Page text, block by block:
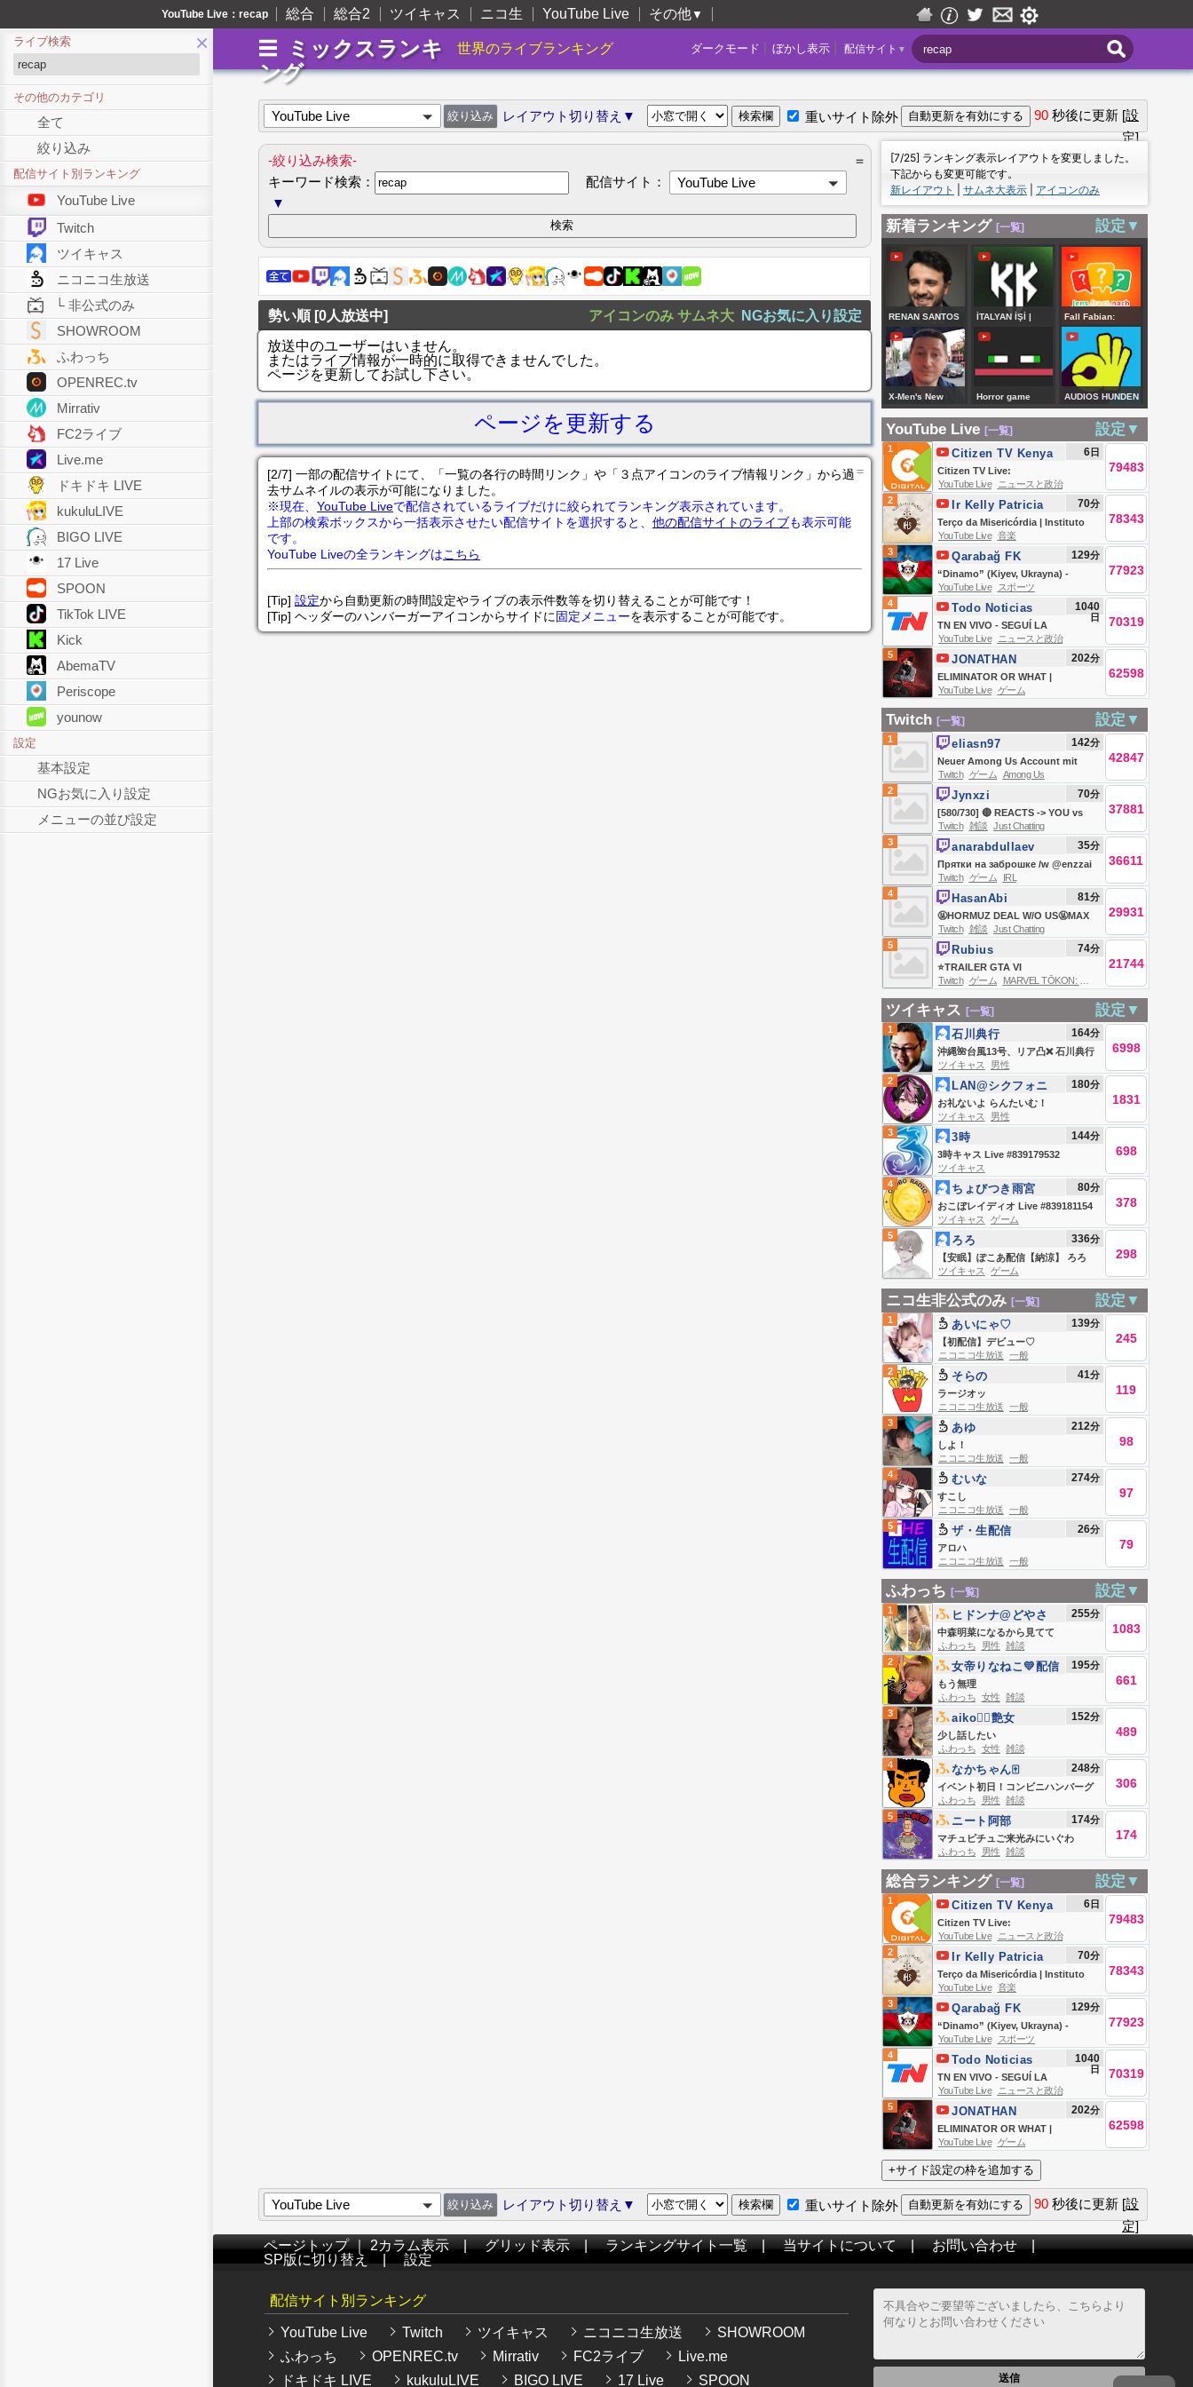
YouTube Live：recap 総合 総合2 ツイキャス ニコ生 YouTube Live その他▼
ミックスランキ
ング
世界のライブランキング 配信サイト ▼
ぼかし表示
ダークモード
×
ライブ検索
その他のカテゴリ
全て
絞り込み
配信サイト別ランキング
YouTube Live
Twitch
ツイキャス
ニコニコ生放送
└ 非公式のみ
SHOWROOM
ふわっち
OPENREC.tv
Mirrativ
FC2ライブ
Live.me
ドキドキ LIVE
kukuluLIVE
BIGO LIVE
17 Live
SPOON
TikTok LIVE
Kick
AbemaTV
Periscope
younow
設定
基本設定
NGお気に入り設定
メニューの並び設定
YouTube Live レイアウト切り替え▼ 重いサイト除外 90 秒後に更新 [設
定]
-絞り込み検索-
＝
キーワード検索：
配信サイト：
YouTube Live
▼
勢い順 [0人放送中] アイコンのみ サムネ大
NGお気に入り設定
放送中のユーザーはいません。
またはライブ情報が一時的に取得できませんでした。
ページを更新してお試し下さい。
ページを更新する
＝
[2/7] 一部の配信サイトにて、「一覧の各行の時間リンク」や「３点アイコンのライブ情報リンク」から過
去サムネイルの表示が可能になりました。
※現在、 YouTube Liveで配信されているライブだけに絞られてランキング表示されています。
上部の検索ボックスから一括表示させたい配信サイトを選択すると、 他の配信サイトのライブも表示可能
です。
YouTube Liveの全ランキングはこちら
[Tip] 設定から自動更新の時間設定やライブの表示件数等を切り替えることが可能です！
[Tip] ヘッダーのハンバーガーアイコンからサイドに固定メニューを表示することが可能です。
[7/25] ランキング表示レイアウトを変更しました。
下記からも変更可能です。
新レイアウト
サムネ大表示 アイコンのみ
新着ランキング [一覧] 設定▼
RENAN SANTOS
FAZ
PRONUNCIAMENTO
OFICIAL |
ANÁLISES
RENAIS |
06/08/2026
İTALYAN İŞİ |
H.KRALOVE -
BEŞİKTAŞ | UEFA
GÜNDEM |
HABERLERİ
Fall Fabian:
Mordprozess Tag
20 - Die
Schwester | Q & A
X-Men's New
Cyclops Is Kit
Campea Show
Horror game
spooky scary
skeletons
AUDIOS HUNDEN
A DUEÑO DE LA
BELLA LUZ TRAS
D3NUNC1A |
YouTube Live [一覧] 設定▼
1
Citizen TV Live:
Citizen TV Kenya 6日
79483
YouTube Live
ニュースと政治
2
Terço da Misericórdia | Instituto
Hesed - 06/08
Ir Kelly Patricia
OFICIAL / Instituto
Hesed
70分
78343
YouTube Live 音楽
3
“Dinamo” (Kiyev, Ukrayna) -
Qarabağ FK – | UEFA Konfrans
Liqası | III təsnifat mərhələsi
Qarabağ FK 129分
77923
YouTube Live
スポーツ
4
TN EN VIVO - SEGUÍ LA
TRANSMISIÓN EN VIVO DE TODO
NOTICIAS
Todo Noticias 1040
日 70319
YouTube Live
ニュースと政治
5
ELIMINATOR OR WHAT |
JONATHAN IS BACK!! | BGMI!
JONATHAN
GAMING
202分
62598
YouTube Live ゲーム
Twitch [一覧] 設定▼
1
Neuer Among Us Account mit
fatalem Squad🔥 | !iconleague
!doku !eligella !gaming
eliasn97 142分
42847
Twitch ゲーム Among Us
2
[580/730] 🔴 REACTS -> YOU vs
RANK You Deserve 🔴
Jynxzi 70分
37881
Twitch 雑談 Just Chatting
3
Прятки на заброшке /w @enzzai
@misolo3 @daxak Эксити
Пускайф
anarabdullaev 35分
36611
Twitch ゲーム
IRL
4
🤬HORMUZ DEAL W/O US🤬MAX
MILLER ABUSE🤬STRAIT CLOSED
🤬PUBLIC ENEMY #1🤬DEMS
DONT UNDERSTAND LEFT
HasanAbi 81分
29931
Twitch 雑談 Just Chatting
5
⭐TRAILER GTA VI
ANUNCIADO⭐NOCHE DE
FIGHTING⭐MARVEL
TOKON⭐INTENTANDO SER PRO
(SALE MAL)⭐
Rubius 74分
21744
Twitch ゲーム MARVEL TŌKON: Fighting Souls
ツイキャス [一覧] 設定▼
1
沖縄🌺台風13号、リア凸❌ 石川典行
のノリユキラジオ
石川典行 164分
6998
ツイキャス
男性
2
お礼ないよ らんたいむ！
LAN@シクフォニ 180分
1831
ツイキャス
男性
3
3時キャス Live #839179532
3時 144分
698
ツイキャス
4
おこぼレイディオ Live #839181154
ちょびつき雨宮 80分
378
ツイキャス
ゲーム
5
【安眠】ぽこあ配信【納涼】 ろろ
Live
ろろ 336分
298
ツイキャス ゲーム
ニコ生非公式のみ [一覧] 設定▼
1
【初配信】デビュー♡
あいにゃ♡ 139分
245
ニコニコ生放送 一般
2
ラージオッ
そらの 41分
119
ニコニコ生放送 一般
3
しよ！
あゆ 212分
98
ニコニコ生放送 一般
4
すこし
むいな 274分
97
ニコニコ生放送 一般
5
アロハ
ザ・生配信 26分
79
ニコニコ生放送 一般
ふわっち [一覧] 設定▼
1
中森明菜になるから見てて
ヒドンナ@どやさ 255分
1083
ふわっち 男性 雑談
2
もう無理
女帝りなねこ💛配信
復活
195分
661
ふわっち 女性 雑談
3
少し話したい
aiko❤️‍🔥艶女 152分
489
ふわっち 女性 雑談
4
イベント初日！コンビニハンバーグ
食べ比べ🏪
なかちゃん🀄️ 248分
306
ふわっち 男性 雑談
5
マチュピチュご来光みにいぐわ
ニート阿部 174分
174
ふわっち 男性 雑談
総合ランキング [一覧] 設定▼
1
Citizen TV Live:
Citizen TV Kenya 6日
79483
YouTube Live
ニュースと政治
2
Terço da Misericórdia | Instituto
Hesed - 06/08
Ir Kelly Patricia
OFICIAL / Instituto
Hesed
70分
78343
YouTube Live 音楽
3
“Dinamo” (Kiyev, Ukrayna) -
Qarabağ FK – | UEFA Konfrans
Liqası | III təsnifat mərhələsi
Qarabağ FK 129分
77923
YouTube Live
スポーツ
4
TN EN VIVO - SEGUÍ LA
TRANSMISIÓN EN VIVO DE TODO
NOTICIAS
Todo Noticias 1040
日 70319
YouTube Live
ニュースと政治
5
ELIMINATOR OR WHAT |
JONATHAN IS BACK!! | BGMI!
JONATHAN
GAMING
202分
62598
YouTube Live ゲーム
YouTube Live レイアウト切り替え▼ 重いサイト除外 90 秒後に更新 [設
定]
ページトップ｜2カラム表示|グリッド表示|ランキングサイト一覧|当サイトについて|お問い合わせ|
SP版に切り替え
設定
配信サイト別ランキング
YouTube Live Twitch ツイキャス ニコニコ生放送
SHOWROOM
ふわっち
OPENREC.tv Mirrativ FC2ライブ
Live.me
ドキドキ LIVE
kukuluLIVE BIGO LIVE 17 Live SPOON 送信